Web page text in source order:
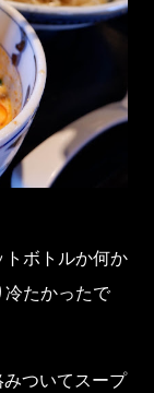
ボトルか何か
たかったで
ついてスープ